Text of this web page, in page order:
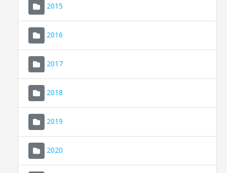
2015
2016
2017
2018
2019
2020